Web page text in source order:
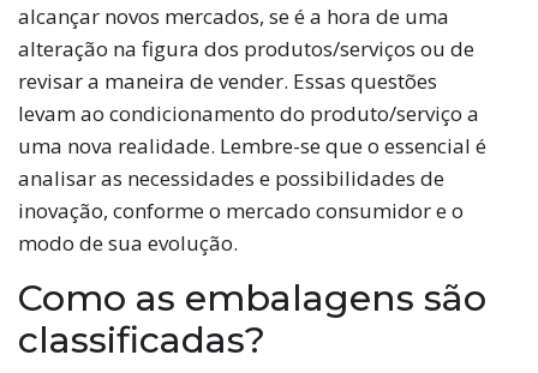
alcançar novos mercados, se é a hora de uma
alteração na figura dos produtos/serviços ou de
revisar a maneira de vender. Essas questões
levam ao condicionamento do produto/serviço a
uma nova realidade. Lembre-se que o essencial é
analisar as necessidades e possibilidades de
inovação, conforme o mercado consumidor e o
modo de sua evolução.
Como as embalagens são
classificadas?